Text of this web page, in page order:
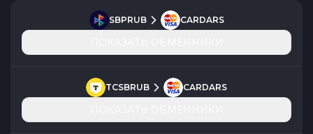
SBPRUB CARDARS
TCSBRUB CARDARS